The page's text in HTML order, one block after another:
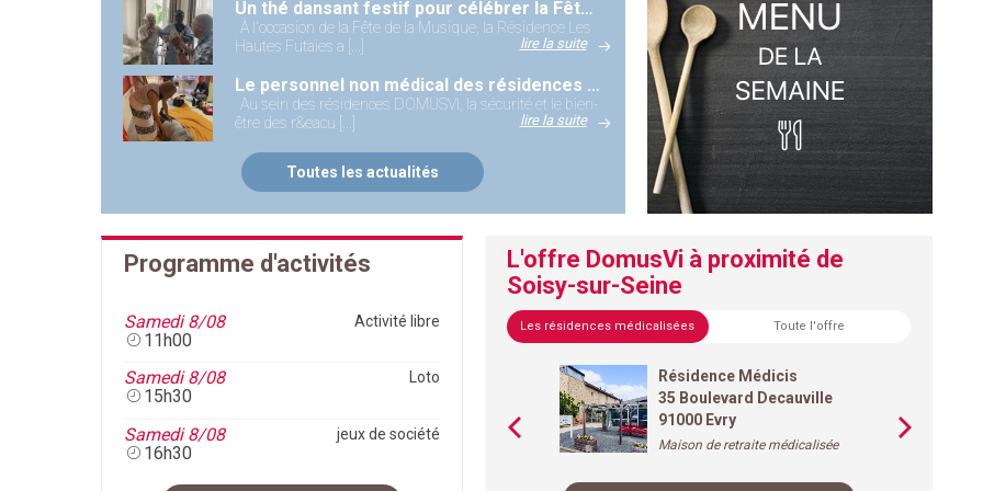
Un thé dansant festif pour célébrer la Fête de la Musique à la Résidence Les Hautes Futaies
À l'occasion de la Fête de la Musique, la Résidence Les
Hautes Futaies a [...]
lire la suite
Le personnel non médical des résidences DOMUSVI se forme à l'AFGSU1
Au sein des résidences DOMUSVI, la sécurité et le bien-
être des r&eacu [...]
lire la suite
Toutes les actualités
Programme d'activités
Samedi 8/08
11h00
Activité libre
Samedi 8/08
15h30
Loto
Samedi 8/08
16h30
jeux de société
L'offre DomusVi à proximité de
Soisy-sur-Seine
Les résidences médicalisées Toute l'offre
Maison de retraite médicalisée
Résidence Médicis
35 Boulevard Decauville
91000 Evry
Maison de retraite médicalisée